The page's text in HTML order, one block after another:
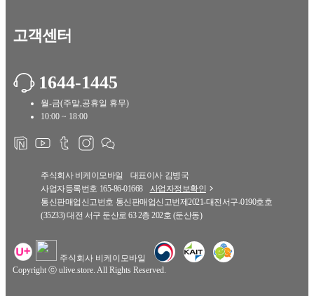
고객센터
1644-1445
월-금(주말,공휴일 휴무)
10:00 ~ 18:00
주식회사 비케이모바일 대표이사 김병국
사업자등록번호 165-86-01668
사업자정보확인
통신판매업신고번호 통신판매업신고번제2021-대전서구-0190호호
(35233) 대전 서구 둔산로 63 2층 202호 (둔산동)
주식회사 비케이모바일
Copyright ⓒ ulive.store. All Rights Reserved.